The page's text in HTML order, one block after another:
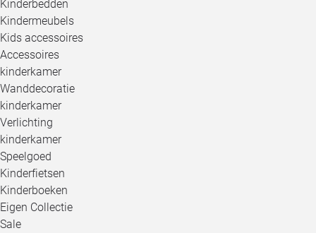
Kinderbedden
Kindermeubels
Kids accessoires
Accessoires
kinderkamer
Wanddecoratie
kinderkamer
Verlichting
kinderkamer
Speelgoed
Kinderfietsen
Kinderboeken
Eigen Collectie
Sale